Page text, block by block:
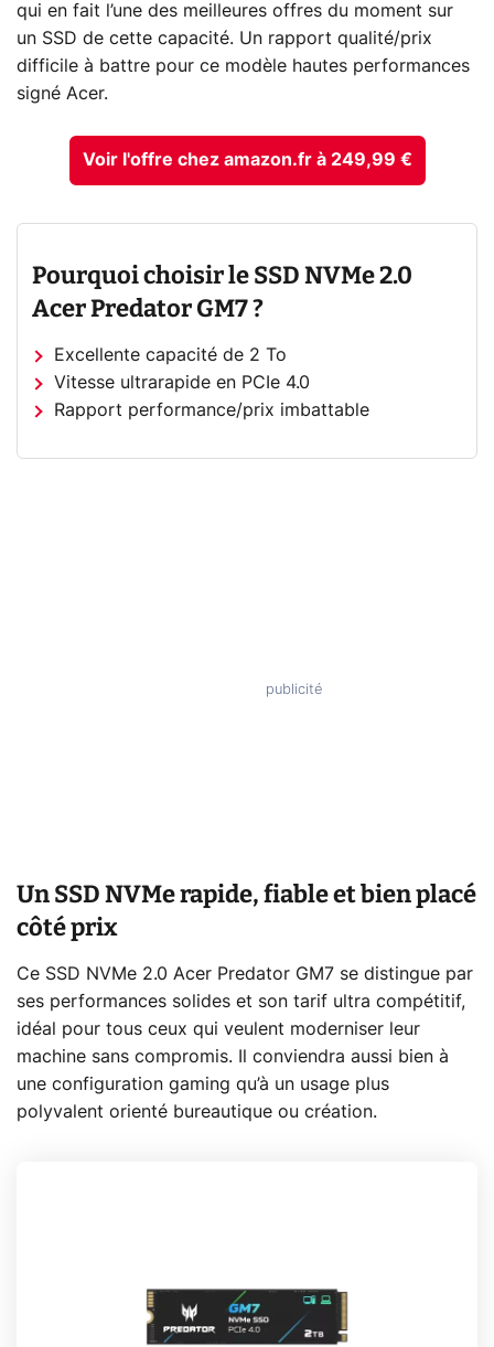
qui en fait l’une des meilleures offres du moment sur
un SSD de cette capacité. Un rapport qualité/prix
difficile à battre pour ce modèle hautes performances
signé Acer.
Voir l'offre chez amazon.fr à 249,99 €
Pourquoi choisir le SSD NVMe 2.0
Acer Predator GM7 ?
Excellente capacité de 2 To
Vitesse ultrarapide en PCIe 4.0
Rapport performance/prix imbattable
Un SSD NVMe rapide, fiable et bien placé
côté prix
Ce SSD NVMe 2.0 Acer Predator GM7 se distingue par
ses performances solides et son tarif ultra compétitif,
idéal pour tous ceux qui veulent moderniser leur
machine sans compromis. Il conviendra aussi bien à
une configuration gaming qu’à un usage plus
polyvalent orienté bureautique ou création.